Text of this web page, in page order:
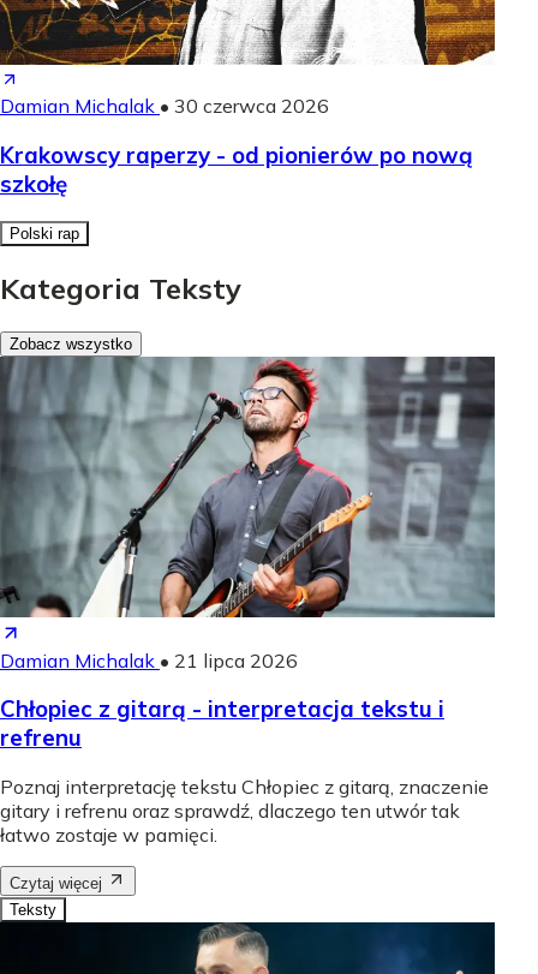
Damian Michalak • 30 czerwca 2026
Krakowscy raperzy - od pionierów po nową
szkołę
Polski rap
Kategoria Teksty
Zobacz wszystko
Damian Michalak • 21 lipca 2026
Chłopiec z gitarą - interpretacja tekstu i
refrenu
Poznaj interpretację tekstu Chłopiec z gitarą, znaczenie
gitary i refrenu oraz sprawdź, dlaczego ten utwór tak
łatwo zostaje w pamięci.
Czytaj więcej
Teksty